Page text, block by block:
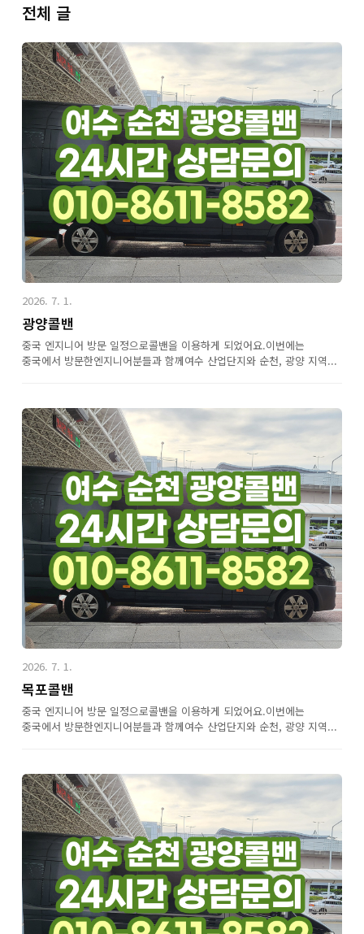
전체 글
2026. 7. 1.
광양콜밴
중국 엔지니어 방문 일정으로콜밴을 이용하게 되었어요.이번에는
중국에서 방문한엔지니어분들과 함께여수 산업단지와 순천, 광양 지역...
2026. 7. 1.
목포콜밴
중국 엔지니어 방문 일정으로콜밴을 이용하게 되었어요.이번에는
중국에서 방문한엔지니어분들과 함께여수 산업단지와 순천, 광양 지역...